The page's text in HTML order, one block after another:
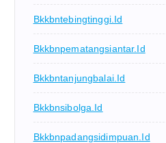
Bkkbntebingtinggi.id
Bkkbnpematangsiantar.id
Bkkbntanjungbalai.id
Bkkbnsibolga.id
Bkkbnpadangsidimpuan.id